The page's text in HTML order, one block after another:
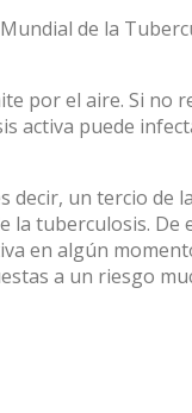
de la
por el aire. Si no
activa puede
decir, un tercio de
la tuberculosis. De
en algún
a un riesgo